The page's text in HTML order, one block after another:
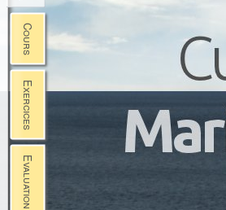
Cours
Exercices
Evaluation